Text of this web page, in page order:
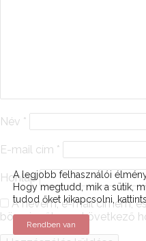
Név *
E-mail cím *
Honlap
A nevem, e-mail címem,
böngészőben a következő
A legjobb felhasználói
Hogy megtudd, mik a sütik,
tudod őket kikapcsolni, kattints
Rendben van